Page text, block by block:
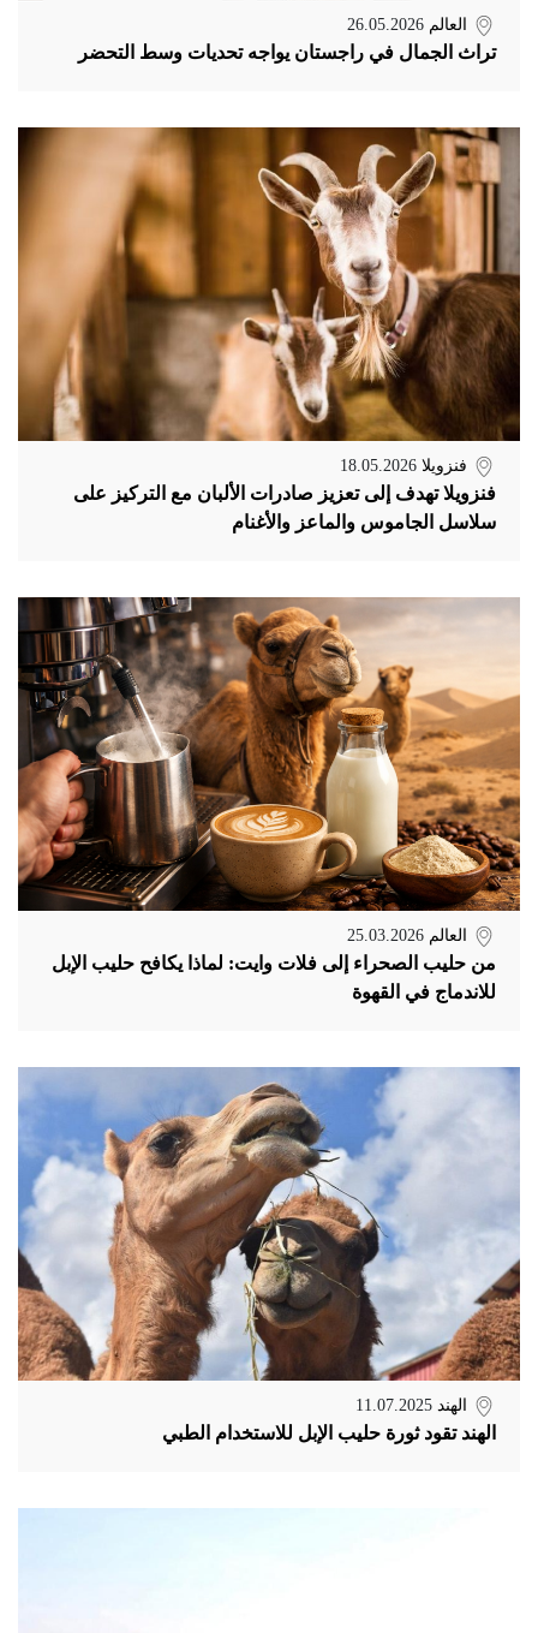
العالم 26.05.2026
تراث الجمال في راجستان يواجه تحديات وسط التحضر
فنزويلا 18.05.2026
فنزويلا تهدف إلى تعزيز صادرات الألبان مع التركيز على
سلاسل الجاموس والماعز والأغنام
العالم 25.03.2026
من حليب الصحراء إلى فلات وايت: لماذا يكافح حليب الإبل
للاندماج في القهوة
الهند 11.07.2025
الهند تقود ثورة حليب الإبل للاستخدام الطبي